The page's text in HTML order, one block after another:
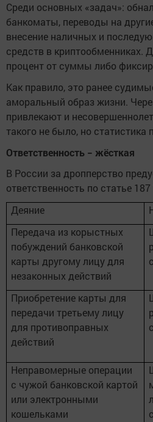
Среди основных «задач»:
банкоматы, переводы на
внесение наличных и
средств в криптообменниках.
процент от суммы либо
Как правило, это ранее
аморальный образ жизни.
привлекают и
такого не было, но статистика
Ответственность − жёсткая
В России за дропперство
ответственность по статье
Деяние
Передача из корыстных
побуждений банковской
карты другому лицу для
незаконных действий
Приобретение карты для
передачи третьему лицу
для противоправных
действий
Неправомерные операции
с чужой банковской картой
или электронными
кошельками